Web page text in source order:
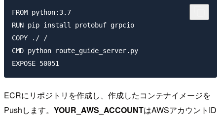
FROM python:3.7
RUN pip install protobuf grpcio
COPY ./ /
CMD python route_guide_server.py
ECRにリポジトリを作成し、作成したコンテナイメージを
Pushします。 YOUR_AWS_ACCOUNTはAWSアカウントID